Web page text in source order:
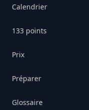
Calendrier
133 points
Prix
Préparer
Glossaire